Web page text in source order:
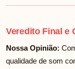
Veredito Final e
Nossa Opinião:
qualidade de som